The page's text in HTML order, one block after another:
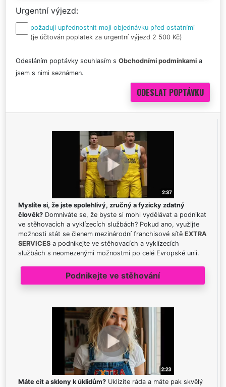
Urgentní výjezd
požaduji upřednostnit moji objednávku před ostatními
(je účtován poplatek za urgentní výjezd 2 500 Kč)
Odesláním poptávky souhlasím s Obchodními podmínkami a
jsem s nimi seznámen.
Myslíte si, že jste spolehlivý, zručný a fyzicky zdatný
člověk? Domníváte se, že byste si mohl vydělávat a podnikat
ve stěhovacích a vyklízecích službách? Pokud ano, využijte
možnosti stát se členem mezinárodní franchisové sítě EXTRA
SERVICES a podnikejte ve stěhovacích a vyklízecích
službách s neomezenými možnostmi po celé Evropské unii.
Podnikejte ve stěhování
Máte cit a sklony k úklidům? Uklízíte ráda a máte pak skvělý